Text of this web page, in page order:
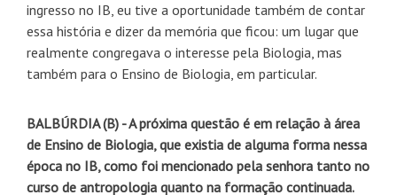
ingresso no IB, eu tive a oportunidade também de contar
essa história e dizer da memória que ficou: um lugar que
realmente congregava o interesse pela Biologia, mas
também para o Ensino de Biologia, em particular.
BALBÚRDIA (B) - A próxima questão é em relação à área
de Ensino de Biologia, que existia de alguma forma nessa
época no IB, como foi mencionado pela senhora tanto no
curso de antropologia quanto na formação continuada.